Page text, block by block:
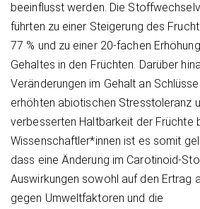
beeinflusst werden. Die
führten zu einer Steigerung des
77 % und zu einer 20-fachen
Gehaltes in den Früchten. Darüber
Veränderungen im Gehalt an
erhöhten abiotischen Stresstoleranz
verbesserten Haltbarkeit der Früchte
Wissenschaftler*innen ist es somit
dass eine Änderung im Carotinoid-
Auswirkungen sowohl auf den Ertrag
gegen Umweltfaktoren und die